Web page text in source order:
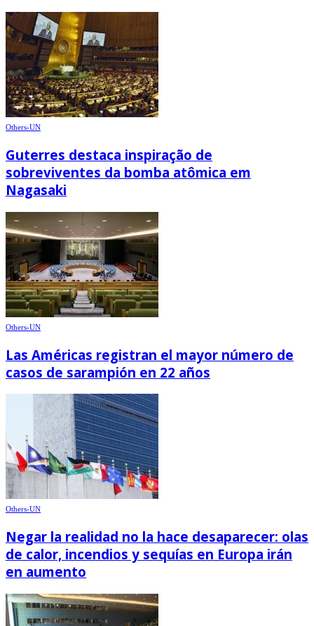
Others-UN
Guterres destaca inspiração de
sobreviventes da bomba atômica em
Nagasaki
Others-UN
Las Américas registran el mayor número de
casos de sarampión en 22 años
Others-UN
Negar la realidad no la hace desaparecer: olas
de calor, incendios y sequías en Europa irán
en aumento